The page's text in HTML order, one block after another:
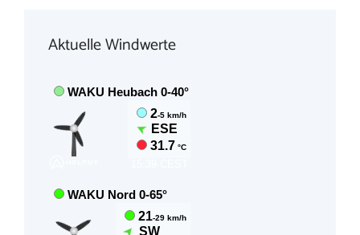
Aktuelle Windwerte